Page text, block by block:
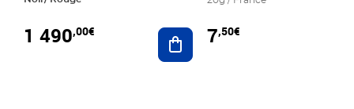
1 490,00€ Ajouter au panier
7,50€